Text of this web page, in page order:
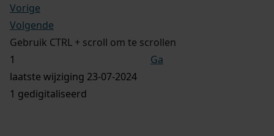
Vorige
Volgende
Gebruik CTRL + scroll om te scrollen
Ga
laatste wijziging 23-07-2024
1 gedigitaliseerd